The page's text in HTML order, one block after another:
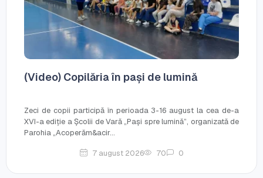
(Video) Copilăria în pași de lumină
Zeci de copii participă în perioada 3-16 august la cea de-a
XVI-a ediție a Școlii de Vară „Pași spre lumină”, organizată de
Parohia „Acoperăm&acir...
7 august 2026 70 0